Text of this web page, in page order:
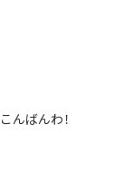
こんばんわ！